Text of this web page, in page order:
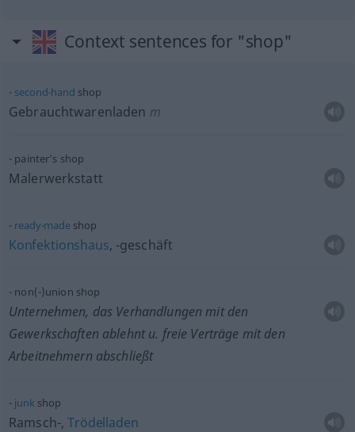
Context sentences for "shop"
second-hand shop
Gebrauchtwarenladen m
painter’s shop
Malerwerkstatt
ready-madeshop
Konfektionshaus, -geschäft
non(-)union shop
Unternehmen, das Verhandlungen mit den
Gewerkschaften ablehntu. freie Verträge mit den
Arbeitnehmern abschließt
junkshop
Ramsch-,Trödelladen